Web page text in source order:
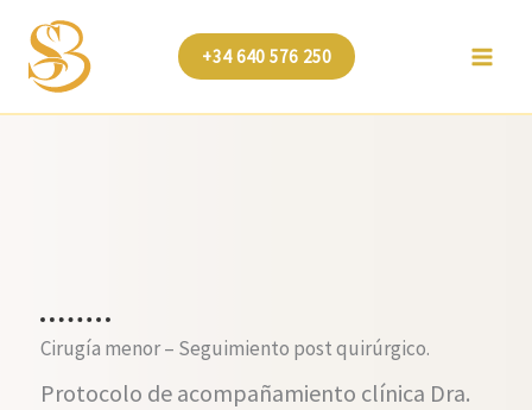
contenido
+34 640 576 250
Cirugía menor – Seguimiento post quirúrgico.
Protocolo de acompañamiento clínica Dra.